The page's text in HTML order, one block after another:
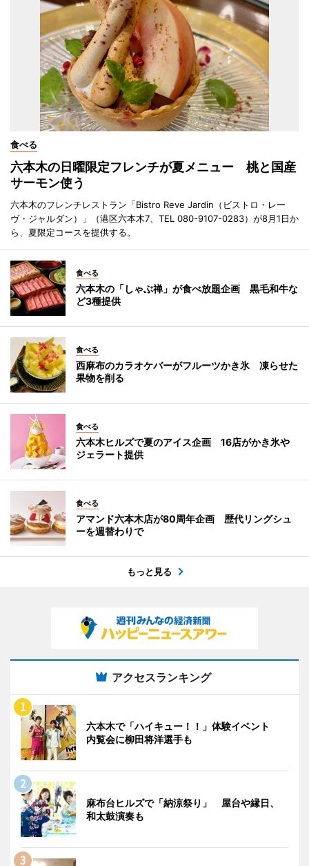
食べる
六本木の日曜限定フレンチが夏メニュー 桃と国産
サーモン使う
六本木のフレンチレストラン「Bistro Reve Jardin（ビストロ・レー
ヴ・ジャルダン）」（港区六本木7、TEL 080-9107-0283）が8月1日か
ら、夏限定コースを提供する。
食べる
六本木の「しゃぶ禅」が食べ放題企画 黒毛和牛な
ど3種提供
食べる
西麻布のカラオケバーがフルーツかき氷 凍らせた
果物を削る
食べる
六本木ヒルズで夏のアイス企画 16店がかき氷や
ジェラート提供
食べる
アマンド六本木店が80周年企画 歴代リングシュ
ーを週替わりで
もっと見る
アクセスランキング
六本木で「ハイキュー！！」体験イベント
内覧会に柳田将洋選手も
麻布台ヒルズで「納涼祭り」 屋台や縁日、
和太鼓演奏も